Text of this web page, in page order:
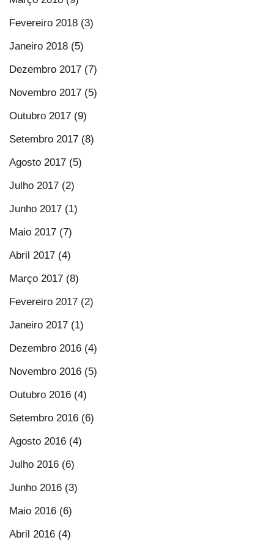
Fevereiro 2018 (3)
Janeiro 2018 (5)
Dezembro 2017 (7)
Novembro 2017 (5)
Outubro 2017 (9)
Setembro 2017 (8)
Agosto 2017 (5)
Julho 2017 (2)
Junho 2017 (1)
Maio 2017 (7)
Abril 2017 (4)
Março 2017 (8)
Fevereiro 2017 (2)
Janeiro 2017 (1)
Dezembro 2016 (4)
Novembro 2016 (5)
Outubro 2016 (4)
Setembro 2016 (6)
Agosto 2016 (4)
Julho 2016 (6)
Junho 2016 (3)
Maio 2016 (6)
Abril 2016 (4)